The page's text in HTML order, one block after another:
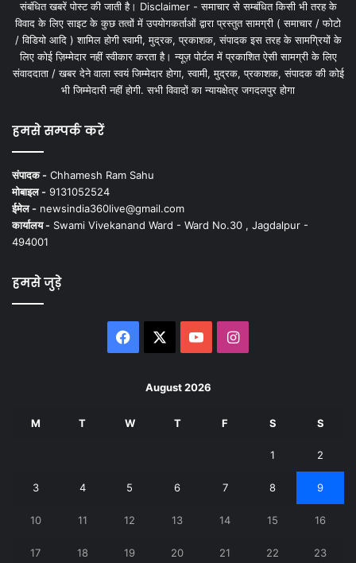
संबंधित खबरें पोस्ट की जाती है। Disclaimer - समाचार से सम्बंधित किसी भी तरह के
विवाद के लिए साइट के कुछ तत्वों में उपयोगकर्ताओं द्वारा प्रस्तुत सामग्री ( समाचार / फोटो
/ विडियो आदि ) शामिल होगी स्वामी, मुद्रक, प्रकाशक, संपादक इस तरह के सामग्रियों के
लिए कोई ज़िम्मेदार नहीं स्वीकार करता है। न्यूज़ पोर्टल में प्रकाशित ऐसी सामग्री के लिए
संवाददाता / खबर देने वाला स्वयं जिम्मेदार होगा, स्वामी, मुद्रक, प्रकाशक, संपादक की कोई
भी जिम्मेदारी नहीं होगी. सभी विवादों का न्यायक्षेत्र जगदलपुर होगा
हमसे सम्पर्क करें
संपादक - Chhamesh Ram Sahu
मोबाइल - 9131052524
ईमेल - newsindia360live@gmail.com
कार्यालय - Swami Vivekanand Ward - Ward No.30 , Jagdalpur -
494001
हमसे जुड़े
Facebook YouTubeInstagram
August 2026
M T W T F S S
1 2
3 4 5 6 7 8 9
10 11 12 13 14 15 16
17 18 19 20 21 22 23